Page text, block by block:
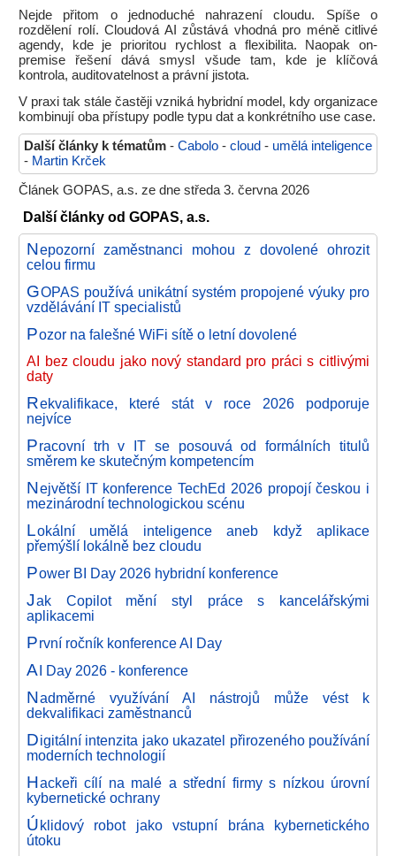
Nejde přitom o jednoduché nahrazení cloudu. Spíše o
rozdělení rolí. Cloudová AI zůstává vhodná pro méně citlivé
agendy, kde je prioritou rychlost a flexibilita. Naopak on-
premise řešení dává smysl všude tam, kde je klíčová
kontrola, auditovatelnost a právní jistota.
V praxi tak stále častěji vzniká hybridní model, kdy organizace
kombinují oba přístupy podle typu dat a konkrétního use case.
Další články k tématům - Cabolo - cloud - umělá inteligence
- Martin Krček
Článek GOPAS, a.s. ze dne středa 3. června 2026
Další články od GOPAS, a.s.
Nepozorní zaměstnanci mohou z dovolené ohrozit
celou firmu
GOPAS používá unikátní systém propojené výuky pro
vzdělávání IT specialistů
Pozor na falešné WiFi sítě o letní dovolené
AI bez cloudu jako nový standard pro práci s citlivými
daty
Rekvalifikace, které stát v roce 2026 podporuje
nejvíce
Pracovní trh v IT se posouvá od formálních titulů
směrem ke skutečným kompetencím
Největší IT konference TechEd 2026 propojí českou i
mezinárodní technologickou scénu
Lokální umělá inteligence aneb když aplikace
přemýšlí lokálně bez cloudu
Power BI Day 2026 hybridní konference
Jak Copilot mění styl práce s kancelářskými
aplikacemi
První ročník konference AI Day
AI Day 2026 - konference
Nadměrné využívání AI nástrojů může vést k
dekvalifikaci zaměstnanců
Digitální intenzita jako ukazatel přirozeného používání
moderních technologií
Hackeři cílí na malé a střední firmy s nízkou úrovní
kybernetické ochrany
Úklidový robot jako vstupní brána kybernetického
útoku